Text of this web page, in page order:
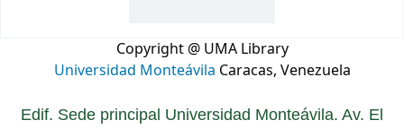
Copyright @ UMA Library
Universidad Monteávila Caracas, Venezuela
Edif. Sede principal Universidad Monteávila. Av. El